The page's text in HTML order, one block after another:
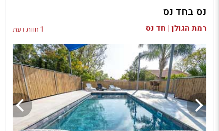
בדיקת זמינות ומחירים
נס בחד נס
רמת הגולן | חד נס 1 חוות דעת